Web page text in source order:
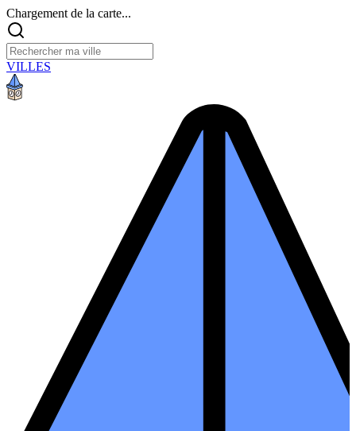
Chargement de la carte...
VILLES